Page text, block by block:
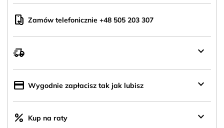
mobile_hand Zamów telefonicznie +48 505 203 307
delivery_truck_speed keyboard_arrow_down
credit_card Wygodnie zapłacisz tak jak lubisz keyboard_arrow_down
percent Kup na raty keyboard_arrow_down